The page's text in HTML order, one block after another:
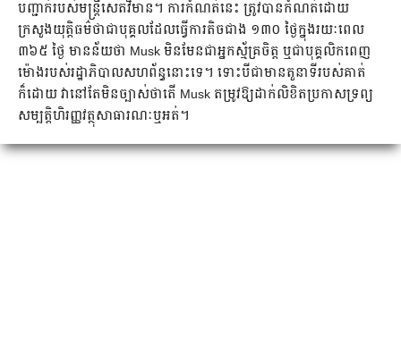
បញ្ជាក់របស់មន្ត្រីសេតវិមាន។ ការកំណត់នេះ ត្រូវបានកំណត់ដោយ
ក្រសួងយុត្តិធម៌ថាជាបុគ្គលដែលធ្វើការតិចជាង ១៣០ ថ្ងៃក្នុងរយៈពេល
៣៦៥ ថ្ងៃ មានន័យថា Musk មិនមែនជាអ្នកស្ម័គ្រចិត្ត ឬជាបុគ្គលិកពេញ
ម៉ោងរបស់រដ្ឋាភិបាលសហព័ន្ធនោះទេ។ ទោះបីជាមានតួនាទីរបស់គាត់
ក៏ដោយ វានៅតែមិនច្បាស់ថាតើ Musk តម្រូវឱ្យដាក់លិខិតប្រកាសទ្រព្យ
សម្បត្តិហិរញ្ញវត្ថុសាធារណៈឬអត់។